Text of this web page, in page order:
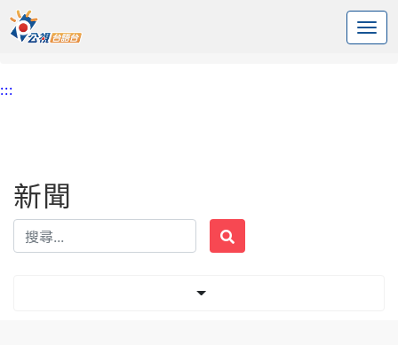
中央內容區塊
頭頁
:::
新聞